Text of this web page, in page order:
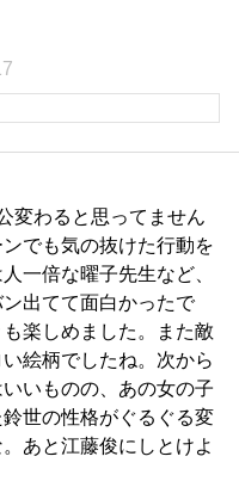
変わると思ってません
でも気の抜けた行動を
一倍な曜子先生など、
出てて面白かったで
楽しめました。また敵
絵柄でしたね。次から
いものの、あの女の子
世の性格がぐるぐる変
あと江藤俊にしとけよ